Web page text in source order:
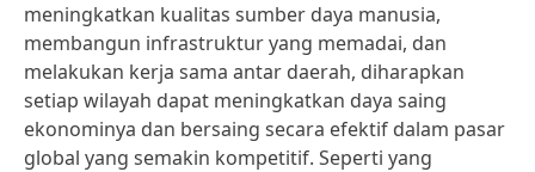
meningkatkan kualitas sumber daya manusia,
membangun infrastruktur yang memadai, dan
melakukan kerja sama antar daerah, diharapkan
setiap wilayah dapat meningkatkan daya saing
ekonominya dan bersaing secara efektif dalam pasar
global yang semakin kompetitif. Seperti yang